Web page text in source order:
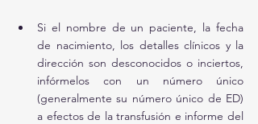
Si el nombre de un paciente, la fecha
de nacimiento, los detalles clínicos y la
dirección son desconocidos o inciertos,
infórmelos con un número único
(generalmente su número único de ED)
a efectos de la transfusión e informe del